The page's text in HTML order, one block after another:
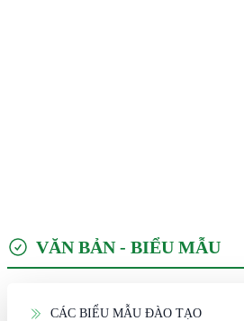
VĂN BẢN - BIỂU MẪU
CÁC BIỂU MẪU ĐÀO TẠO